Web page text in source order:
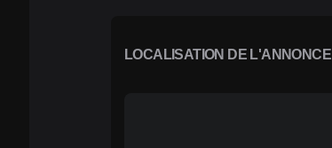
LOCALISATION DE L'ANNONCE